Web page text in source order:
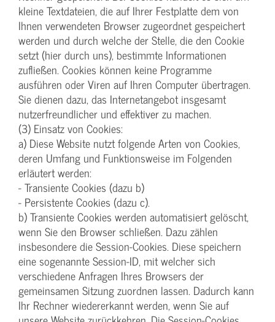
kleine Textdateien, die auf Ihrer Festplatte dem von
Ihnen verwendeten Browser zugeordnet gespeichert
werden und durch welche der Stelle, die den Cookie
setzt (hier durch uns), bestimmte Informationen
zufließen. Cookies können keine Programme
ausführen oder Viren auf Ihren Computer übertragen.
Sie dienen dazu, das Internetangebot insgesamt
nutzerfreundlicher und effektiver zu machen.
(3) Einsatz von Cookies:
a) Diese Website nutzt folgende Arten von Cookies,
deren Umfang und Funktionsweise im Folgenden
erläutert werden:
- Transiente Cookies (dazu b)
- Persistente Cookies (dazu c).
b) Transiente Cookies werden automatisiert gelöscht,
wenn Sie den Browser schließen. Dazu zählen
insbesondere die Session-Cookies. Diese speichern
eine sogenannte Session-ID, mit welcher sich
verschiedene Anfragen Ihres Browsers der
gemeinsamen Sitzung zuordnen lassen. Dadurch kann
Ihr Rechner wiedererkannt werden, wenn Sie auf